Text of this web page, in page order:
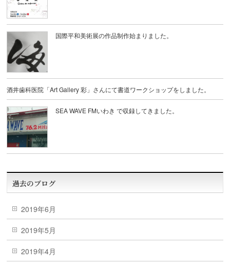
国際平和美術展の作品制作始まりました。
酒井歯科医院「Art Gallery 彩」さんにて書道ワークショップをしました。
SEA WAVE FMいわき で収録してきました。
過去のブログ
2019年6月
2019年5月
2019年4月